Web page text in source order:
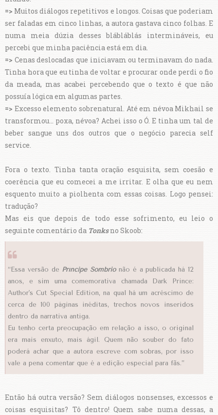
=> Muitos diálogos repetitivos e longos. Coisas que poderiam
ser faladas em cinco linhas, a autora gastava cinco folhas. E
numa meia dúzia desses blábláblás intermináveis, eu
percebi que minha paciência está em dia.
=> Cenas deslocadas que iniciavam ou terminavam do nada.
Tinha hora que eu tinha de voltar e procurar onde perdi o fio
da meada, mas acabei percebendo que o texto é que não
possuía lógica em algumas partes.
=> Excesso elemento sobrenatural. Até em névoa Mikhail se
transformou... poxa, névoa? Achei isso o Ó. E tinha um tal de
beber sangue uns dos outros que o negócio parecia self
service.
Fora o texto. Tinha tanta oração esquisita, sem coesão e
coerência que eu comecei a me irritar. E olha que eu nem
esquento muito a piolhenta com essas coisas. Logo pensei:
tradução?
Mas eis que depois de todo esse sofrimento, eu leio o
seguinte comentário da Tonksno Skoob:
“Essa versão de Príncipe Sombrionão é a publicada há 12
anos, e sim uma comemorativa chamada Dark Prince:
Author's Cut Special Edition, na qual há um acréscimo de
cerca de 100 páginas inéditas, trechos novos inseridos
dentro da narrativa antiga.
Eu tenho certa preocupação em relação a isso, o original
era mais enxuto, mais ágil. Quem não souber do fato
poderá achar que a autora escreve com sobras, por isso
vale a pena comentar que é a edição especial para fãs.”
Então há outra versão? Sem diálogos nonsenses, excessos e
coisas esquisitas? Tô dentro! Quem sabe numa dessas, a